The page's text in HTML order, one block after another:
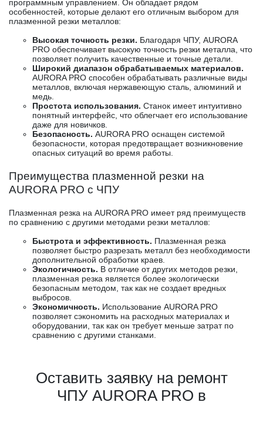
программным управлением. Он обладает рядом
особенностей, которые делают его отличным выбором для
плазменной резки металлов:
Высокая точность резки. Благодаря ЧПУ, AURORA
PRO обеспечивает высокую точность резки металла, что
позволяет получить качественные и точные детали.
Широкий диапазон обрабатываемых материалов.
AURORA PRO способен обрабатывать различные виды
металлов, включая нержавеющую сталь, алюминий и
медь.
Простота использования. Станок имеет интуитивно
понятный интерфейс, что облегчает его использование
даже для новичков.
Безопасность. AURORA PRO оснащен системой
безопасности, которая предотвращает возникновение
опасных ситуаций во время работы.
Преимущества плазменной резки на
AURORA PRO с ЧПУ
Плазменная резка на AURORA PRO имеет ряд преимуществ
по сравнению с другими методами резки металлов:
Быстрота и эффективность. Плазменная резка
позволяет быстро разрезать металл без необходимости
дополнительной обработки краев.
Экологичность. В отличие от других методов резки,
плазменная резка является более экологически
безопасным методом, так как не создает вредных
выбросов.
Экономичность. Использование AURORA PRO
позволяет сэкономить на расходных материалах и
оборудовании, так как он требует меньше затрат по
сравнению с другими станками.
Оставить заявку на ремонт
ЧПУ AURORA PRO в